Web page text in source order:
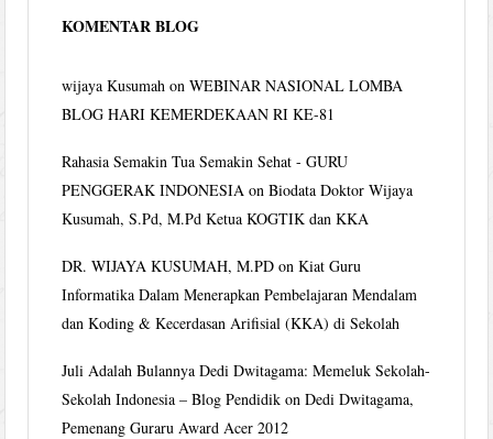
KOMENTAR BLOG
wijaya Kusumah onWEBINAR NASIONAL LOMBA
BLOG HARI KEMERDEKAAN RI KE-81
Rahasia Semakin Tua Semakin Sehat - GURU
PENGGERAK INDONESIA onBiodata Doktor Wijaya
Kusumah, S.Pd, M.Pd Ketua KOGTIK dan KKA
DR. WIJAYA KUSUMAH, M.PD onKiat Guru
Informatika Dalam Menerapkan Pembelajaran Mendalam
dan Koding & Kecerdasan Arifisial (KKA) di Sekolah
Juli Adalah Bulannya Dedi Dwitagama: Memeluk Sekolah-
Sekolah Indonesia – Blog Pendidik onDedi Dwitagama,
Pemenang Guraru Award Acer 2012